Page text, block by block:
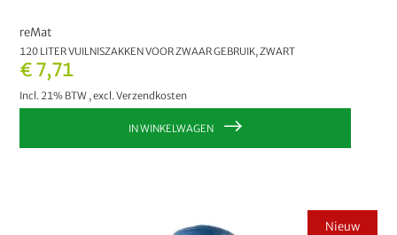
€ 7,71
Incl. 21% BTW ,excl.Verzendkosten
reMat
120 LITER VUILNISZAKKEN VOOR ZWAAR GEBRUIK, ZWART
IN WINKELWAGEN
Nieuw